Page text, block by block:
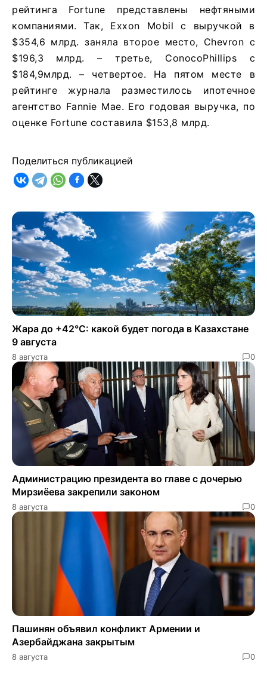
рейтинга Fortune представлены нефтяными
компаниями. Так, Exxon Mobil с выручкой в
$354,6 млрд. заняла второе место, Chevron c
$196,3 млрд. – третье, ConocoPhillips с
$184,9млрд. – четвертое. На пятом месте в
рейтинге журнала разместилось ипотечное
агентство Fannie Mae. Его годовая выручка, по
оценке Fortune составила $153,8 млрд.
Поделиться публикацией
Жара до +42°C: какой будет погода в Казахстане
9 августа
8 августа 0
Администрацию президента во главе с дочерью
Мирзиёева закрепили законом
8 августа 0
Пашинян объявил конфликт Армении и
Азербайджана закрытым
8 августа 0